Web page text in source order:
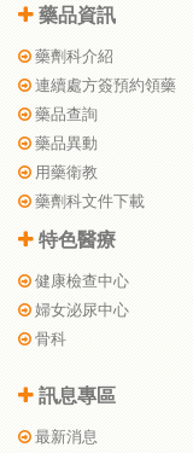
藥品資訊
藥劑科介紹
連續處方簽預約領藥
藥品查詢
藥品異動
用藥衛教
藥劑科文件下載
特色醫療
健康檢查中心
婦女泌尿中心
骨科
訊息專區
最新消息